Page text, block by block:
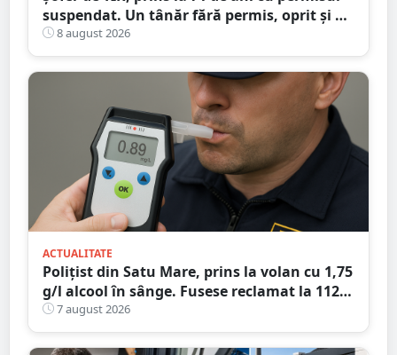
suspendat. Un tânăr fără permis, oprit și el
la Petea
8 august 2026
ACTUALITATE
Polițist din Satu Mare, prins la volan cu 1,75
g/l alcool în sânge. Fusese reclamat la 112
că circula pe contrasens
7 august 2026